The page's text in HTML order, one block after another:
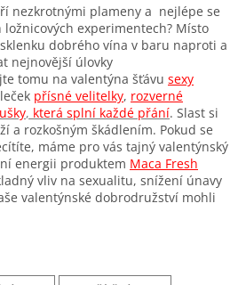
nezkrotnými plameny a nejlépe se
experimentech? Místo
dobrého vína v baru naproti a
nejnovější úlovky
tomu na valentýna šťávu sexy
přísné velitelky, rozverné
, která splní každé přání. Slast si
a rozkošným škádlením. Pokud se
máme pro vás tajný valentýnský
energii produktem Maca Fresh
vliv na sexualitu, snížení únavy
valentýnské dobrodružství mohli